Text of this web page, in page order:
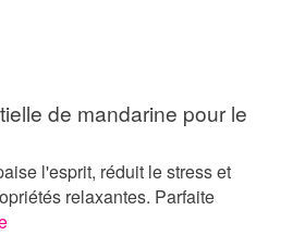
de mandarine pour le
l'esprit, réduit le stress et
relaxantes. Parfaite